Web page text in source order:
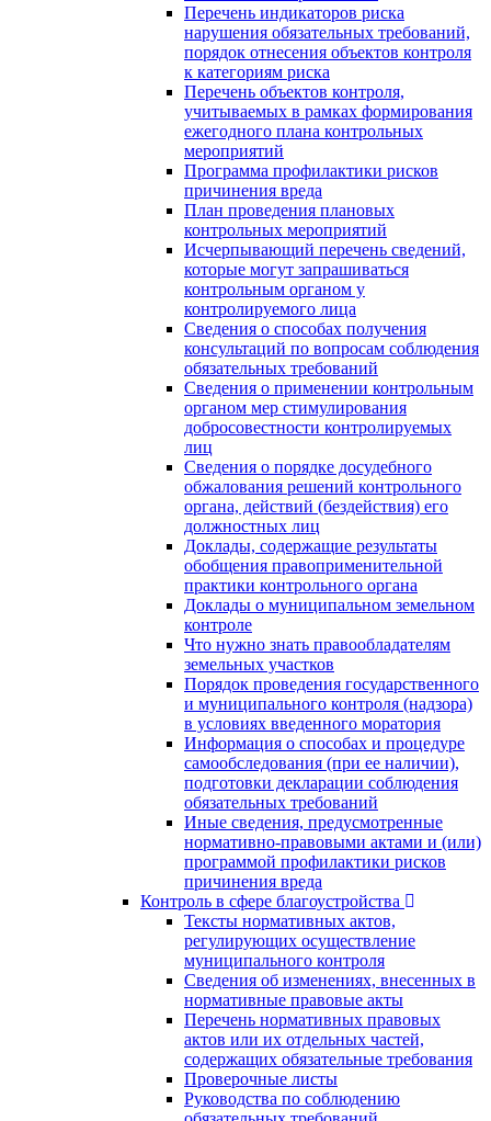
Перечень индикаторов риска
нарушения обязательных требований,
порядок отнесения объектов контроля
к категориям риска
Перечень объектов контроля,
учитываемых в рамках формирования
ежегодного плана контрольных
мероприятий
Программа профилактики рисков
причинения вреда
План проведения плановых
контрольных мероприятий
Исчерпывающий перечень сведений,
которые могут запрашиваться
контрольным органом у
контролируемого лица
Сведения о способах получения
консультаций по вопросам соблюдения
обязательных требований
Сведения о применении контрольным
органом мер стимулирования
добросовестности контролируемых
лиц
Сведения о порядке досудебного
обжалования решений контрольного
органа, действий (бездействия) его
должностных лиц
Доклады, содержащие результаты
обобщения правоприменительной
практики контрольного органа
Доклады о муниципальном земельном
контроле
Что нужно знать правообладателям
земельных участков
Порядок проведения государственного
и муниципального контроля (надзора)
в условиях введенного моратория
Информация о способах и процедуре
самообследования (при ее наличии),
подготовки декларации соблюдения
обязательных требований
Иные сведения, предусмотренные
нормативно-правовыми актами и (или)
программой профилактики рисков
причинения вреда
Контроль в сфере благоустройства
Тексты нормативных актов,
регулирующих осуществление
муниципального контроля
Сведения об изменениях, внесенных в
нормативные правовые акты
Перечень нормативных правовых
актов или их отдельных частей,
содержащих обязательные требования
Проверочные листы
Руководства по соблюдению